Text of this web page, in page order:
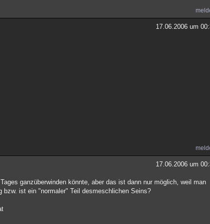
17.06.2006 um
17.06.2006 um
ganzüberwinden könnte, aber das ist dann nur möglich, weil man
bzw. ist ein "normaler" Teil desmeschlichen Seins?